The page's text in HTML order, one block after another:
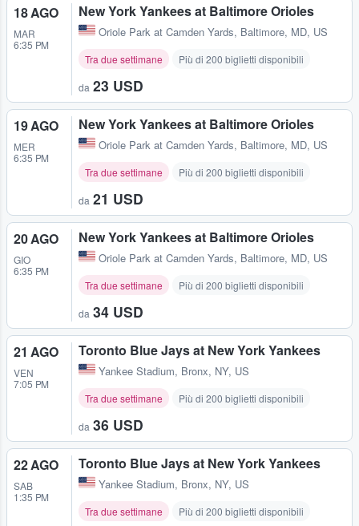
18 AGO
MAR
6:35 PM
New York Yankees at Baltimore Orioles
Oriole Park at Camden Yards, Baltimore, MD, US
Tra due settimane Più di 200 biglietti disponibili
da 23 USD
19 AGO
MER
6:35 PM
New York Yankees at Baltimore Orioles
Oriole Park at Camden Yards, Baltimore, MD, US
Tra due settimane Più di 200 biglietti disponibili
da 21 USD
20 AGO
GIO
6:35 PM
New York Yankees at Baltimore Orioles
Oriole Park at Camden Yards, Baltimore, MD, US
Tra due settimane Più di 200 biglietti disponibili
da 34 USD
21 AGO
VEN
7:05 PM
Toronto Blue Jays at New York Yankees
Yankee Stadium, Bronx, NY, US
Tra due settimane Più di 200 biglietti disponibili
da 36 USD
22 AGO
SAB
1:35 PM
Toronto Blue Jays at New York Yankees
Yankee Stadium, Bronx, NY, US
Tra due settimane Più di 200 biglietti disponibili